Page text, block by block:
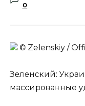
0
© Zеlеnskiу /
Зеленский:
массированные